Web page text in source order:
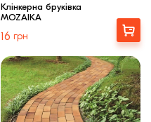
Клінкерна бруківка
MOZAIKA
16 грн
Купити